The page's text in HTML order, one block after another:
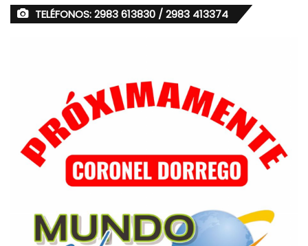
TELÉFONOS: 2983 613830 / 2983 413374